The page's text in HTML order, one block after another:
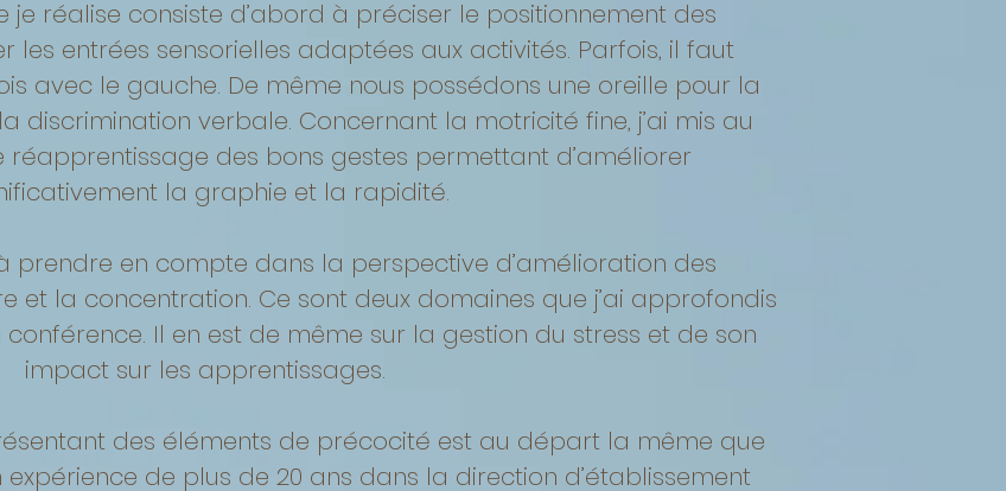
réalise consiste d’abord à préciser le positionnement des
les entrées sensorielles adaptées aux activités. Parfois, il faut
avec le gauche. De même nous possédons une oreille pour la
discrimination verbale. Concernant la motricité fine, j’ai mis au
des bons gestes permettant d’améliorer
la graphie et la rapidité.
prendre en compte dans la perspective d’amélioration des
et la concentration. Ce sont deux domaines que j’ai approfondis
Il en est de même sur la gestion du stress et de son
impact sur les apprentissages.
des éléments de précocité est au départ la même que
de plus de 20 ans dans la direction d’établissement